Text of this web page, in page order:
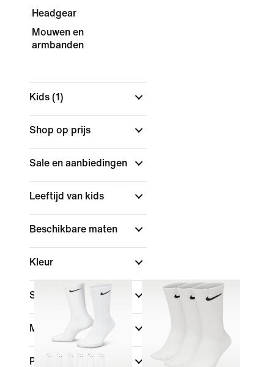
Headgear
Mouwen en
armbanden
Kids (1)
Shop op prijs
Sale en aanbiedingen
Leeftijd van kids
Beschikbare maten
Kleur
Sport
Merk
Pasvorm